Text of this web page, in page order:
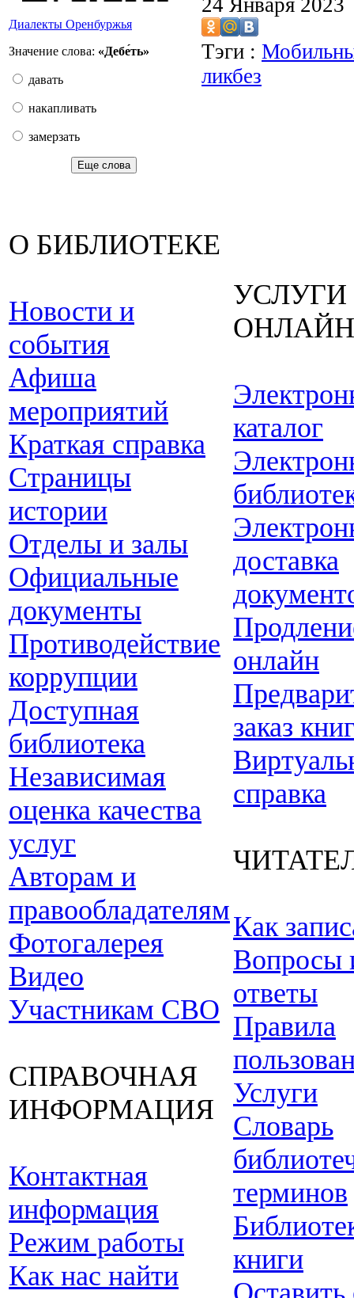
Диалекты Оренбуржья
Значение слова: «Дебе́ть»
давать
накапливать
замерзать
Еще слова
24 Января
Тэги :
ликбез
О БИБЛИОТЕКЕ
Новости и
события
Афиша
мероприятий
Краткая справка
Страницы
истории
Отделы и залы
Официальные
документы
Противодействие
коррупции
Доступная
библиотека
Независимая
оценка качества
услуг
Авторам и
правообладателям
Фотогалерея
Видео
Участникам СВО
СПРАВОЧНАЯ
ИНФОРМАЦИЯ
Контактная
информация
Режим работы
Как нас найти
УСЛУГИ
ОНЛАЙН
каталог
доставка
онлайн
заказ
справка
Как
Вопросы
ответы
Правила
Услуги
Словарь
терминов
книги